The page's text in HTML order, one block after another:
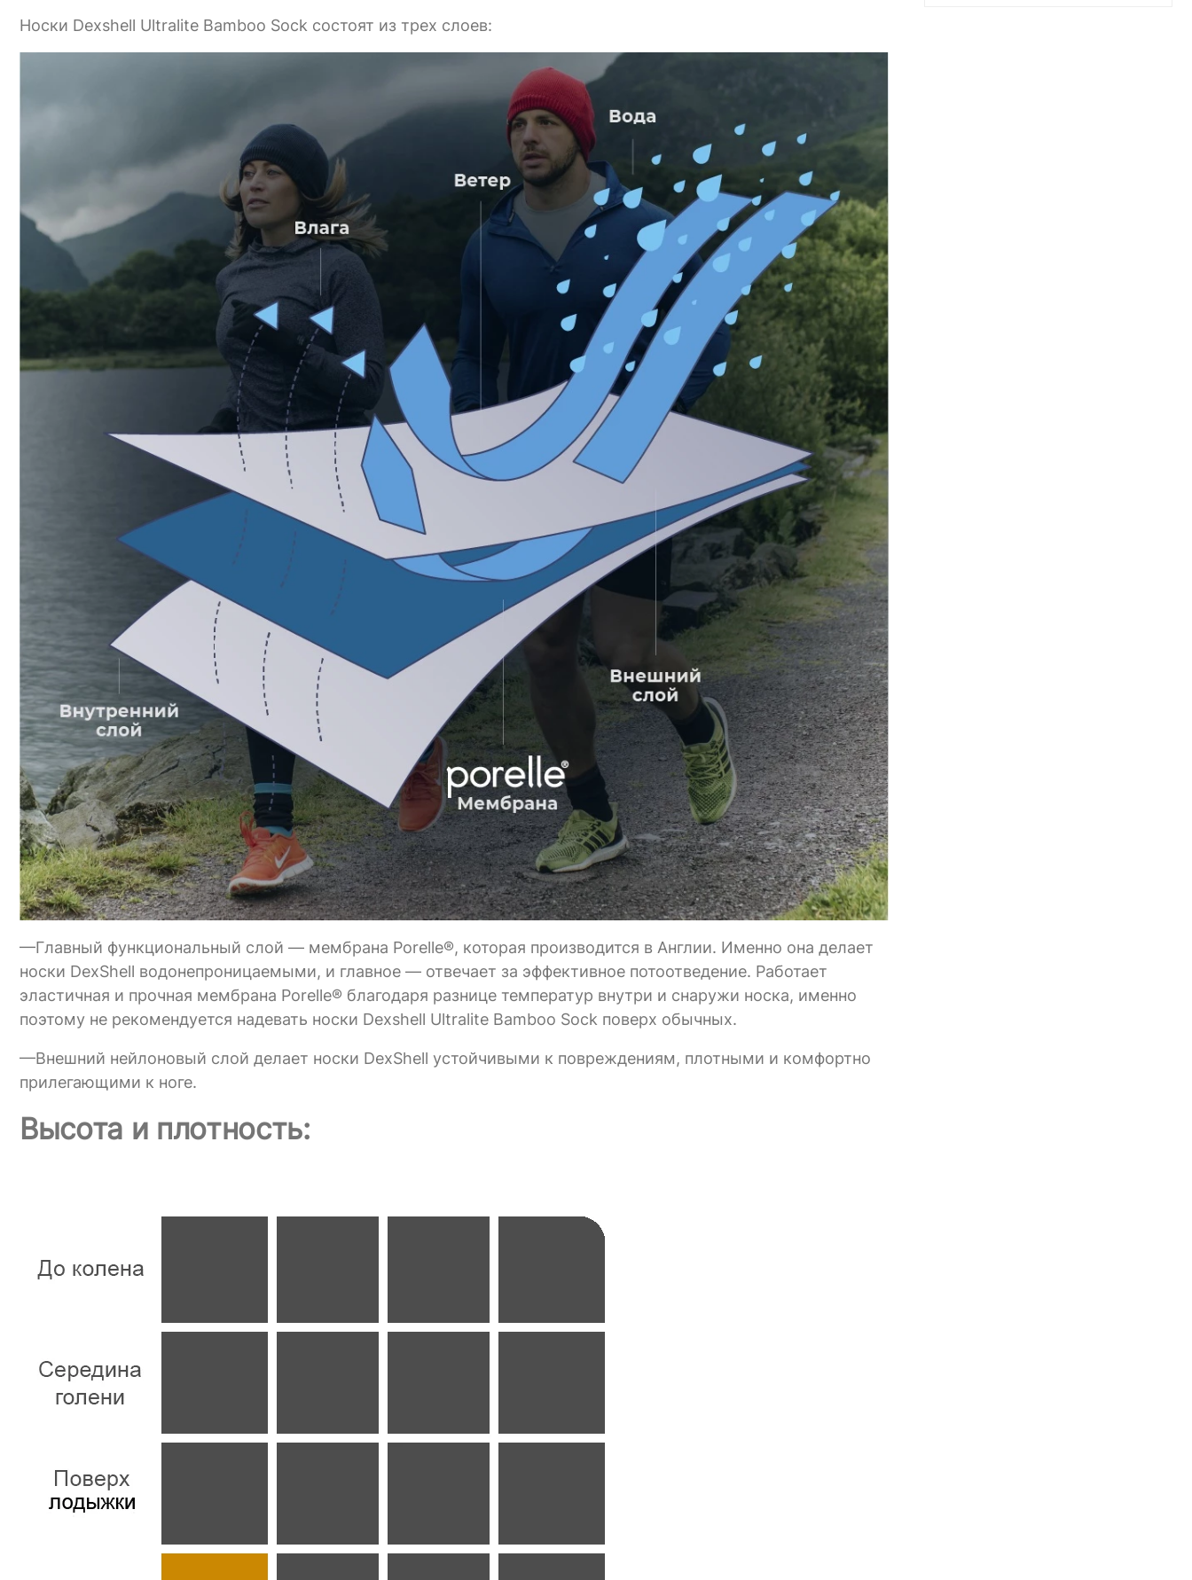
Носки Dexshell Ultralite Bamboo Sock состоят из трех слоев:
—Главный функциональный слой — мембрана Porelle®, которая производится в Англии. Именно она делает
носки DexShell водонепроницаемыми, и главное — отвечает за эффективное потоотведение. Работает
эластичная и прочная мембрана Porelle® благодаря разнице температур внутри и снаружи носка, именно
поэтому не рекомендуется надевать носки Dexshell Ultralite Bamboo Sock поверх обычных.
—Внешний нейлоновый слой делает носки DexShell устойчивыми к повреждениям, плотными и комфортно
прилегающими к ноге.
Высота и плотность: